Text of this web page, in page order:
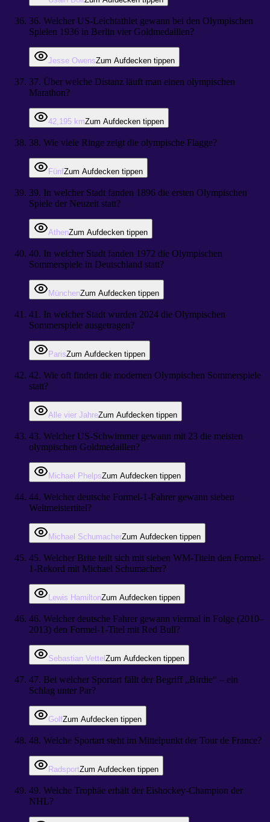
36. Welcher US-Leichtathlet gewann bei den Olympischen
Spielen 1936 in Berlin vier Goldmedaillen?
Jesse OwensZum Aufdecken tippen
37. Über welche Distanz läuft man einen olympischen
Marathon?
42,195 kmZum Aufdecken tippen
38. Wie viele Ringe zeigt die olympische Flagge?
FünfZum Aufdecken tippen
39. In welcher Stadt fanden 1896 die ersten Olympischen
Spiele der Neuzeit statt?
AthenZum Aufdecken tippen
40. In welcher Stadt fanden 1972 die Olympischen
Sommerspiele in Deutschland statt?
MünchenZum Aufdecken tippen
41 . In welcher Stadt wurden 2024 die Olympischen
Sommerspiele ausgetragen?
ParisZum Aufdecken tippen
42. Wie oft finden die modernen Olympischen Sommerspiele
statt?
Alle vier JahreZum Aufdecken tippen
43. Welcher US-Schwimmer gewann mit 23 die meisten
olympischen Goldmedaillen?
Michael PhelpsZum Aufdecken tippen
44. Welcher deutsche Formel-1-Fahrer gewann sieben
Weltmeistertitel?
Michael SchumacherZum Aufdecken tippen
45. Welcher Brite teilt sich mit sieben WM-Titeln den Formel-
1-Rekord mit Michael Schumacher?
Lewis HamiltonZum Aufdecken tippen
46. Welcher deutsche Fahrer gewann viermal in Folge (2010–
2013) den Formel-1-Titel mit Red Bull?
Sebastian Vettel Zum Aufdecken tippen
47. Bei welcher Sportart fällt der Begriff „Birdie“ – ein
Schlag unter Par?
GolfZum Aufdecken tippen
48. Welche Sportart steht im Mittelpunkt der Tour de France?
RadsportZum Aufdecken tippen
49. Welche Trophäe erhält der Eishockey-Champion der
NHL?